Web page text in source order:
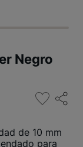
Negro
de 10 mm
para